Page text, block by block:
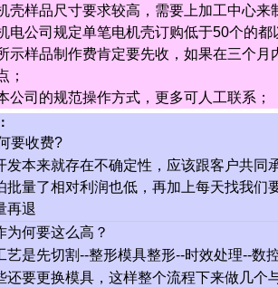
壳样品尺寸要求较高，需要上加工中心来
电公司规定单笔电机壳订购低于50个的都
示样品制作费肯定要先收，如果在三个
；
公司的规范操作方式，更多可人工联系；
要收费?
发本来就存在不确定性，应该跟客户共
批量了相对利润也低，再加上每天找我们
再退
为何要这么高？
艺是先切割--整形模具整形--时效处理--数
还要更换模具，这样整个流程下来做几个